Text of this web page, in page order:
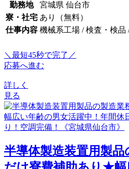
勤務地
宮城県 仙台市
寮・社宅 あり（無料）
仕事内容 機械系工場 / 検査・検品
＼最短45秒で完了／
応募へ進む
詳しく
見る
半導体製造装置用製品